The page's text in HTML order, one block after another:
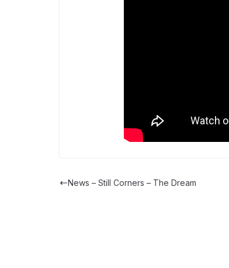
News – Still Corners – The Dream